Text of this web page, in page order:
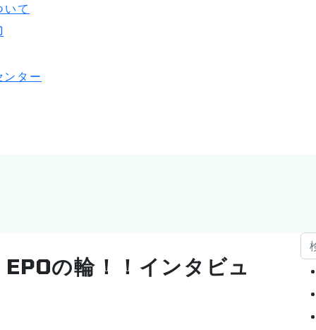
ンター
の輪！！インタビュ